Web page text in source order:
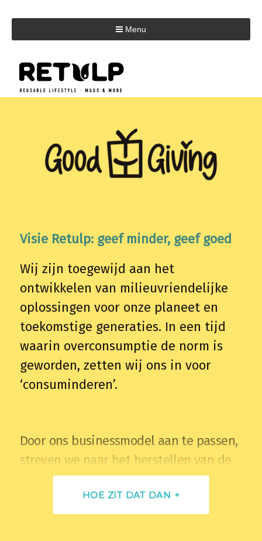
Menu
Visie Retulp: geef minder, geef goed
Wij zijn toegewijd aan het
ontwikkelen van milieuvriendelijke
oplossingen voor onze planeet en
toekomstige generaties. In een tijd
waarin overconsumptie de norm is
geworden, zetten wij ons in voor
‘consuminderen’.
Door ons businessmodel aan te passen,
streven we naar het herstellen van de
balans in onze wereld. Dit doen we door
een platform te bieden waar bedrijven
en stichtingen elkaar vinden in het
HOE ZIT DAT DAN +